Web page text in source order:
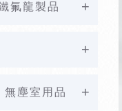
氟龍製品
塵室用品